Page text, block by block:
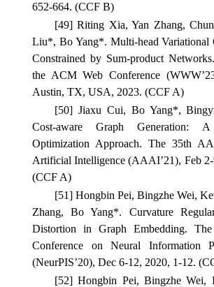
652-664. (CCF B)
[49] Riting Xia, Yan Zhang,
Liu*, Bo Yang*. Multi-head Variational
Constrained by Sum-product
the ACM Web Conference
Austin, TX, USA, 2023. (CCF A)
[50] Jiaxu Cui, Bo Yang*,
Cost-aware Graph Generation:
Optimization Approach. The 35th
Artificial Intelligence (AAAI’21), Feb
(CCF A)
[51] Hongbin Pei, Bingzhe Wei,
Zhang, Bo Yang*. Curvature
Distortion in Graph Embedding.
Conference on Neural Information
(NeurPIS’20), Dec 6-12, 2020, 1-12.
[52] Hongbin Pei, Bingzhe Wei,